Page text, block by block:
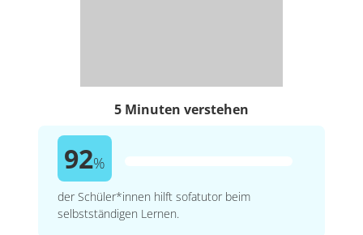
5 Minuten verstehen
92%
der Schüler*innen hilft sofatutor beim
selbstständigen Lernen.